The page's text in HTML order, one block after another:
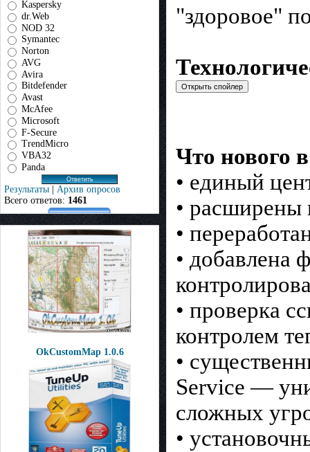
Kaspersky
dr.Web
NOD 32
Symantec
Norton
AVG
Avira
Bitdefender
Avast
McAfee
Microsoft
F-Secure
TrendMicro
VBA32
Panda
Результаты | Архив опросов
Всего ответов: 1461
OkCustomMap 1.0.6
"здоровое"
Что нового
• единый
• расширены
•
• добавлена
• проверка
контролем
•
Service —
сложных
•